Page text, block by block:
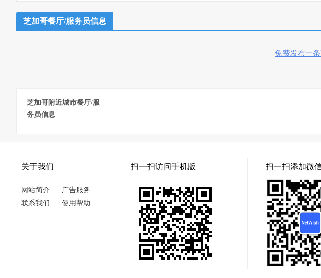
芝加哥餐厅/服务员信息
免费发布一
芝加哥附近城市餐厅/服
务员信息
关于我们
网站简介
广告服务
联系我们
使用帮助
扫一扫访问手机版 扫一扫添加微